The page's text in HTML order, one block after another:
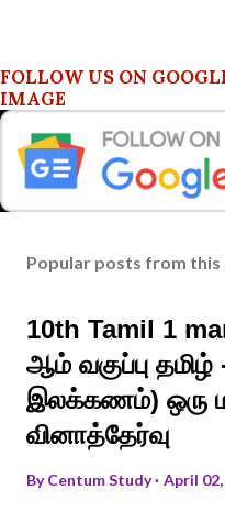
FOLLOW US ON
IMAGE
Popular posts from this
10th Tamil 1
ஆம் வகுப்பு
இலக்கணம்) ஒரு
வினாத்தேர்வு
ByCentum Study April